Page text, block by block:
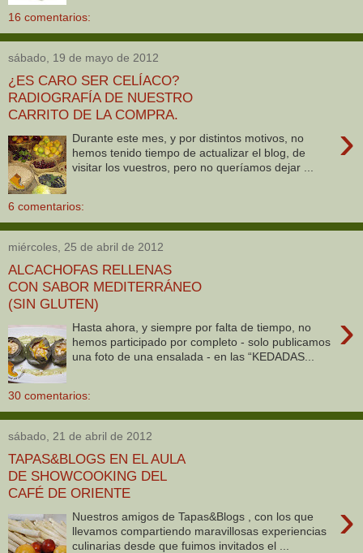
16 comentarios:
sábado, 19 de mayo de 2012
¿ES CARO SER CELÍACO?
RADIOGRAFÍA DE NUESTRO
CARRITO DE LA COMPRA.
›
Durante este mes, y por distintos motivos, no
hemos tenido tiempo de actualizar el blog, de
visitar los vuestros, pero no queríamos dejar ...
6 comentarios:
miércoles, 25 de abril de 2012
ALCACHOFAS RELLENAS
CON SABOR MEDITERRÁNEO
(SIN GLUTEN)
›
Hasta ahora, y siempre por falta de tiempo, no
hemos participado por completo - solo publicamos
una foto de una ensalada - en las “KEDADAS...
30 comentarios:
sábado, 21 de abril de 2012
TAPAS&BLOGS EN EL AULA
DE SHOWCOOKING DEL
CAFÉ DE ORIENTE
›
Nuestros amigos de Tapas&Blogs , con los que
llevamos compartiendo maravillosas experiencias
culinarias desde que fuimos invitados el ...